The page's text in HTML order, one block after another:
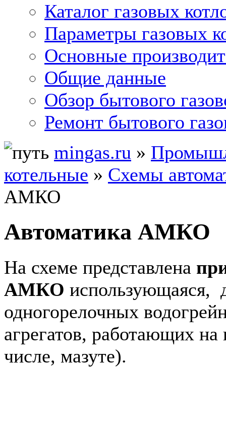
Каталог газовых
Параметры газовых
Основные
Общие данные
Обзор бытового
Ремонт бытового
mingas.ru »
котельные » Схемы
АМКО
Автоматика АМКО
На схеме представлена
АМКО использующаяся,
одногорелочных
агрегатов, работающих
числе, мазуте).